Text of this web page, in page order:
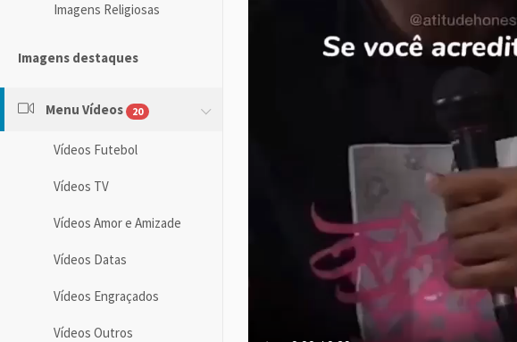
Imagens Religiosas
Imagens destaques
Menu Vídeos 20
Vídeos Futebol
Vídeos TV
Vídeos Amor e Amizade
Vídeos Datas
Vídeos Engraçados
Vídeos Outros